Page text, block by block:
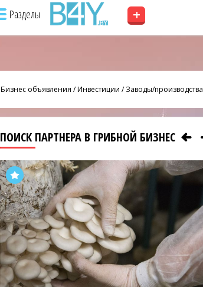
Разделы +
Бизнес объявления /Инвестиции /Заводы/производства
ПОИСК ПАРТНЕРА В ГРИБНОЙ БИЗНЕС